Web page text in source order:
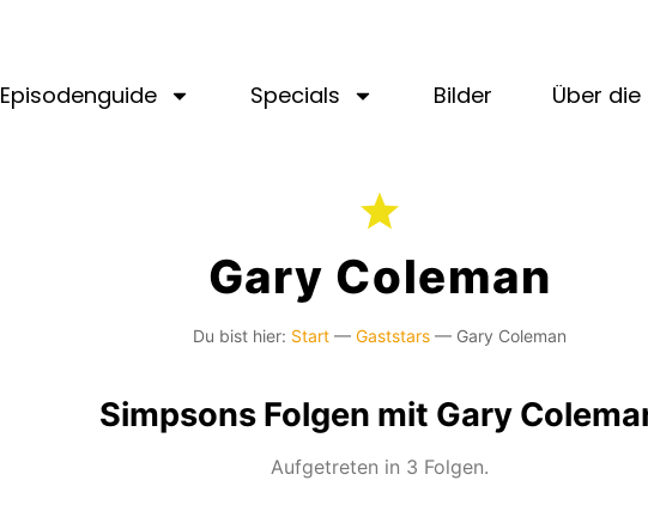
Episodenguide Specials Bilder Über die
Gary Coleman
Du bist hier: Start — Gaststars — Gary Coleman
Simpsons Folgen mit Gary
Aufgetreten in 3 Folgen.